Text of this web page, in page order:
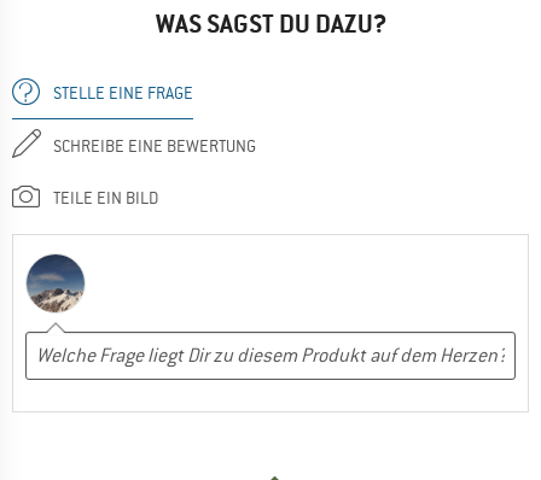
WAS SAGST DU DAZU?
STELLE EINE FRAGE
SCHREIBE EINE BEWERTUNG
TEILE EIN BILD